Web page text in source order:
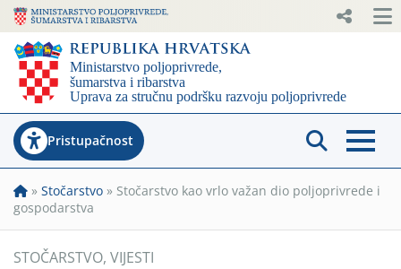
Pristupačnost
» Stočarstvo » Stočarstvo kao vrlo važan dio poljoprivrede i
gospodarstva
STOČARSTVO, VIJESTI